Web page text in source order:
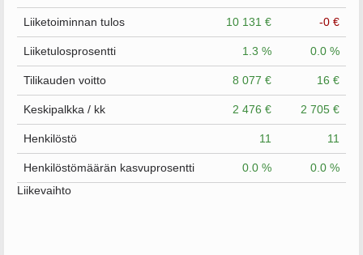
Liiketoiminnan tulos 10 131 € -0 €
Liiketulosprosentti 1.3 % 0.0 %
Tilikauden voitto 8 077 € 16 €
Keskipalkka / kk 2 476 € 2 705 €
Henkilöstö 11 11
Henkilöstömäärän kasvuprosentti 0.0 %
0.0 %
Liikevaihto